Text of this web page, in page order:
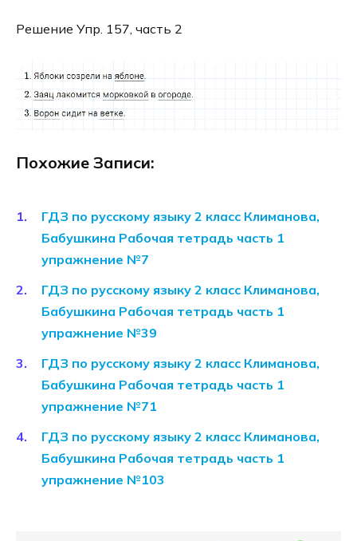
Решение Упр. 157, часть 2
Похожие Записи:
ГДЗ по русскому языку 2 класс Климанова,
Бабушкина Рабочая тетрадь часть 1
упражнение №7
ГДЗ по русскому языку 2 класс Климанова,
Бабушкина Рабочая тетрадь часть 1
упражнение №39
ГДЗ по русскому языку 2 класс Климанова,
Бабушкина Рабочая тетрадь часть 1
упражнение №71
ГДЗ по русскому языку 2 класс Климанова,
Бабушкина Рабочая тетрадь часть 1
упражнение №103